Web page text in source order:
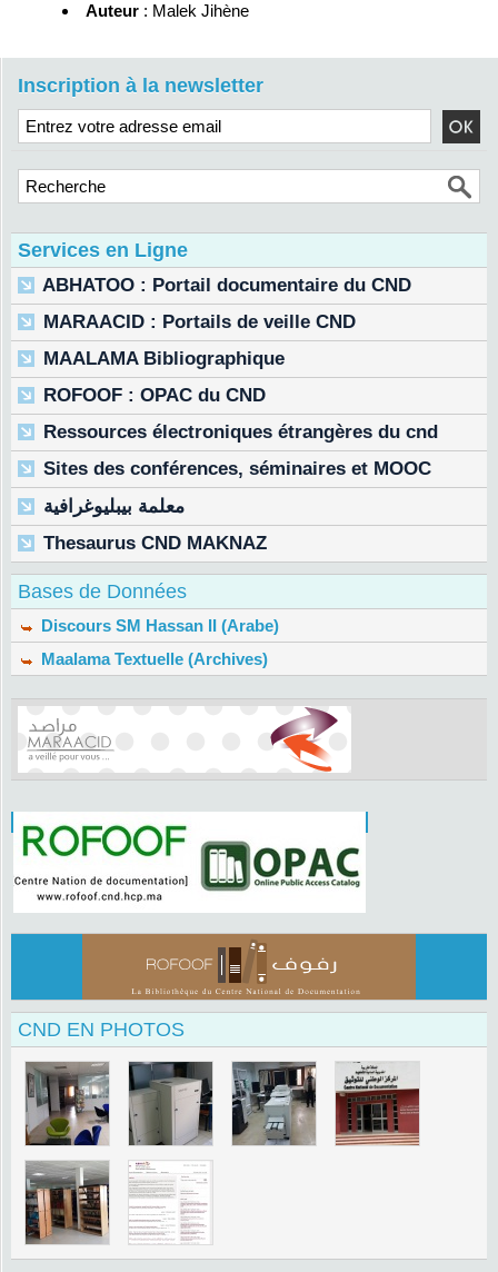
Auteur : Malek Jihène
Inscription à la newsletter
Services en Ligne
ABHATOO : Portail documentaire du CND
MARAACID : Portails de veille CND
MAALAMA Bibliographique
ROFOOF : OPAC du CND
Ressources électroniques étrangères du cnd
Sites des conférences, séminaires et MOOC
معلمة بيبليوغرافية
Thesaurus CND MAKNAZ
Bases de Données
Discours SM Hassan II (Arabe)
Maalama Textuelle (Archives)
CND EN PHOTOS